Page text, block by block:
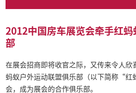
2012中国房车展览会牵手红
部
在展会招商即将收官之际，又传来令人欣
蚂蚁户外运动联盟俱乐部（以下简称“
会，成为展会的合作俱乐部。